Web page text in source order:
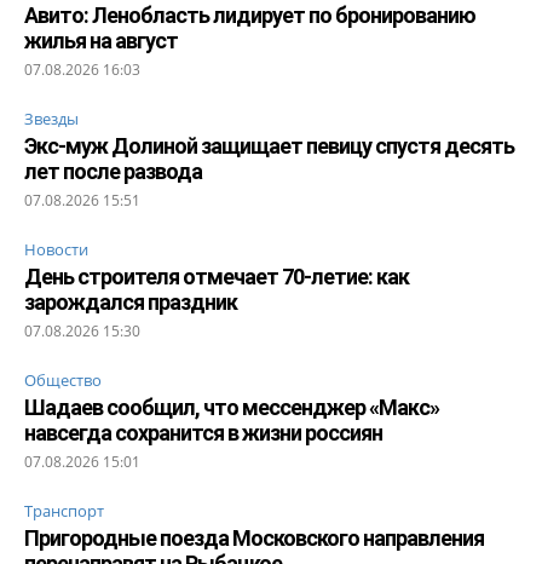
Авито: Ленобласть лидирует по бронированию
жилья на август
07.08.2026 16:03
Звезды
Экс-муж Долиной защищает певицу спустя десять
лет после развода
07.08.2026 15:51
Новости
День строителя отмечает 70-летие: как
зарождался праздник
07.08.2026 15:30
Общество
Шадаев сообщил, что мессенджер «Макс»
навсегда сохранится в жизни россиян
07.08.2026 15:01
Транспорт
Пригородные поезда Московского направления